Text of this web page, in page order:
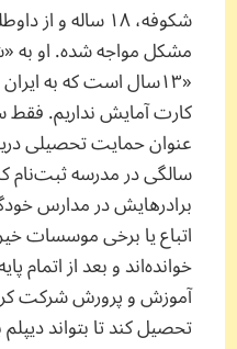
شکوفه، ۱۸ ساله
مشکل مواجه شده. او به
«۱۳سال است که به
سالگی در مدرسه ثبت‌نام
برادرهایش در مدارس
اتباع یا برخی موسسات
خوانده‌اند و بعد از اتمام
آموزش و پرورش شرکت
تحصیل کند تا بتواند دیپلم